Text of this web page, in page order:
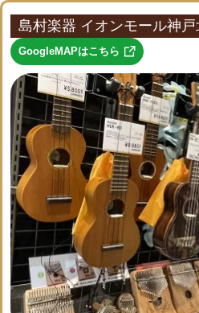
島村楽器 イオンモール神戸
GoogleMAPはこちら